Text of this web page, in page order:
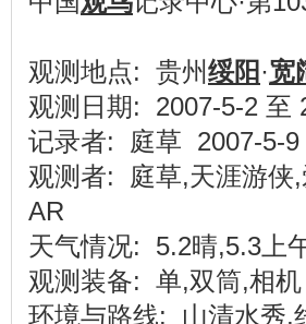
观测地点: 贵州绥阳 ·宽
观测日期: 2007-5-2 至
记录者: 庭草 2007-5-9
观测者: 庭草,天涯游侠
AR
天气情况: 5.2晴,5.3上
观测装备: 单,双筒,相机
环境与路线: 山清水秀,